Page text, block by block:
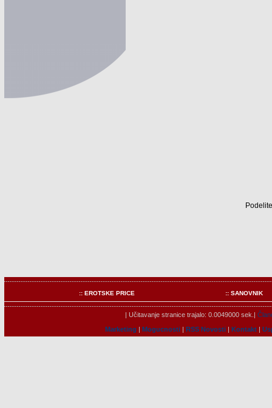
:: EROTSKE PRICE :: SANOVNIK
| Učitavanje stranice trajalo: 0.0049000 sek.|
Marketing | Mogucnosti| RSS Novosti| Kontakt|